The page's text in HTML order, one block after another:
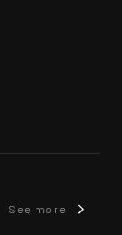
See more